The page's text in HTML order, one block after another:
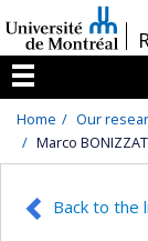
au
contenu
/
Menu
Home Our
Marco
Back to the